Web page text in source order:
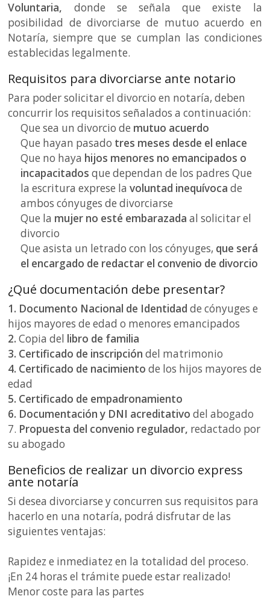
Voluntaria, donde se señala que existe la
posibilidad de divorciarse de mutuo acuerdo en
Notaría, siempre que se cumplan las condiciones
establecidas legalmente.
Requisitos para divorciarse ante notario
Para poder solicitar el divorcio en notaría, deben
concurrir los requisitos señalados a continuación:
Que sea un divorcio de mutuo acuerdo
Que hayan pasado tres meses desde el enlace
Que no haya hijos menores no emancipados o
incapacitadosque dependan de los padres Que
la escritura exprese lavoluntad inequívoca de
ambos cónyuges de divorciarse
Que la mujer no esté embarazada al solicitar el
divorcio
Que asista un letrado con los cónyuges, que será
el encargado de redactar el convenio de divorcio
¿Qué documentación debe presentar?
1. Documento Nacional de Identidad de cónyuges e
hijos mayores de edad o menores emancipados
2.Copia del libro de familia
3. Certificado de inscripcióndel matrimonio
4. Certificado de nacimientode los hijos mayores de
edad
5. Certificado de empadronamiento
6. Documentación y DNI acreditativodel abogado
7. Propuesta del convenio regulador, redactado por
su abogado
Beneficios de realizar un divorcio express
ante notaría
Si desea divorciarse y concurren sus requisitos para
hacerlo en una notaría, podrá disfrutar de las
siguientes ventajas:
Rapidez e inmediatez en la totalidad del proceso.
¡En 24 horas el trámite puede estar realizado!
Menor coste para las partes